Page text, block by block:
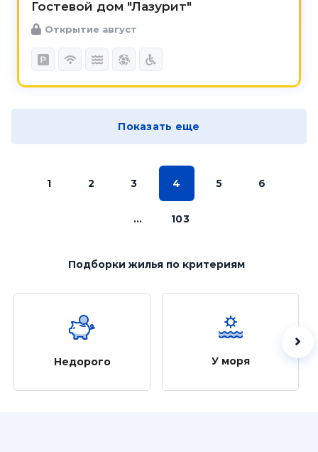
Гостевой дом "Лазурит"
Открытие август
Показать еще
1 2 3 4 5 6
... 103
Подборки жильяпо критериям
Недорого У моря